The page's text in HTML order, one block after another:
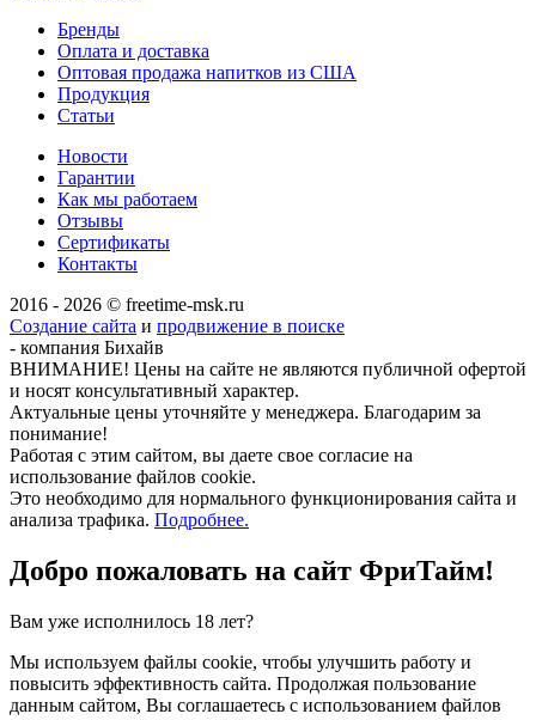
Бренды
Оплата и доставка
Оптовая продажа напитков из США
Продукция
Статьи
Новости
Гарантии
Как мы работаем
Отзывы
Сертификаты
Контакты
2016 - 2026 © freetime-msk.ru
Создание сайта и продвижение в поиске
- компания Бихайв
ВНИМАНИЕ! Цены на сайте не являются публичной офертой
и носят консультативный характер.
Актуальные цены уточняйте у менеджера. Благодарим за
понимание!
Работая с этим сайтом, вы даете свое согласие на
использование файлов cookie.
Это необходимо для нормального функционирования сайта и
анализа трафика. Подробнее.
Добро пожаловать на сайт ФриТайм!
Вам уже исполнилось 18 лет?
Мы используем файлы cookie, чтобы улучшить работу и
повысить эффективность сайта. Продолжая пользование
данным сайтом, Вы соглашаетесь с использованием файлов